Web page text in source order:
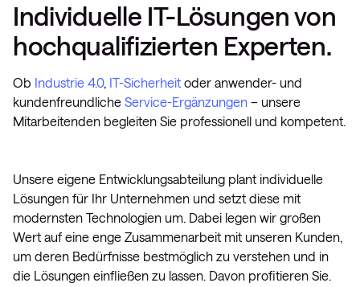
Individuelle IT-Lösungen von
hochqualifizierten Experten.
Ob Industrie 4.0, IT-Sicherheit oder anwender- und
kundenfreundliche Service-Ergänzungen – unsere
Mitarbeitenden begleiten Sie professionell und kompetent.
Unsere eigene Entwicklungsabteilung plant individuelle
Lösungen für Ihr Unternehmen und setzt diese mit
modernsten Technologien um. Dabei legen wir großen
Wert auf eine enge Zusammenarbeit mit unseren Kunden,
um deren Bedürfnisse bestmöglich zu verstehen und in
die Lösungen einfließen zu lassen. Davon profitieren Sie.